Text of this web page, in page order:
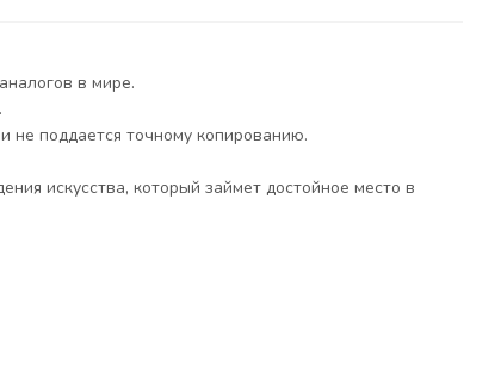
в мире.
не поддается точному копированию.
искусства, который займет достойное место в